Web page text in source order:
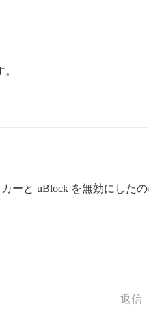
ーと uBlock を無効にした
返信